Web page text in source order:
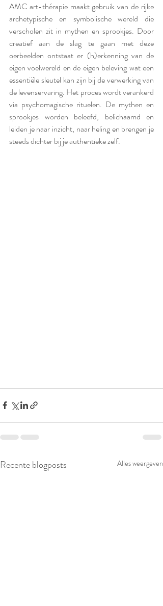
AMC art-thérapie maakt gebruik van de rijke
archetypische en symbolische wereld die
verscholen zit in mythen en sprookjes. Door
creatief aan de slag te gaan met deze
oerbeelden ontstaat er (h)erkenning van de
eigen voelwereld en de eigen beleving wat een
essentiële sleutel kan zijn bij de verwerking van
de levenservaring. Het proces wordt verankerd
via psychomagische rituelen. De mythen en
sprookjes worden beleefd, belichaamd en
leiden je naar inzicht, naar heling en brengen je
steeds dichter bij je authentieke zelf.
Recente blogposts Alles weergeven